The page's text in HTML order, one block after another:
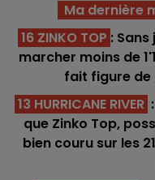
Ma dernière
16 ZINKO TOP :
marcher moins de
fait figure de
13 HURRICANE RIVER
que Zinko Top,
bien couru sur les